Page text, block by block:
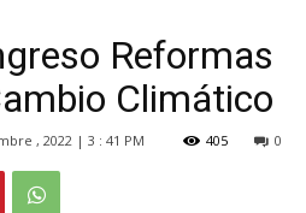
Reformas
Climático
, 2022 | 3 : 41 PM 0
405